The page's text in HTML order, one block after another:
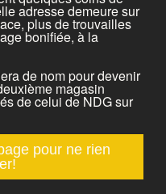
adresse demeure sur
plus de trouvailles
bonifiée, à la
de nom pour devenir
magasin
de celui de NDG sur
pour ne rien